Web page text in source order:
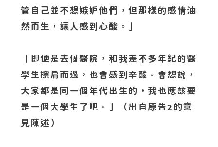
管自己並不想嫉妒他們，但那樣的感情油
然而生，讓人感到心酸。」
「即便是去個醫院，和我差不多年紀的醫
學生擦肩而過，也會感到辛酸。會想說，
大家都是同一個年代出生的，我也應該要
是一個大學生了吧。」（出自原告2 的意
見陳述）